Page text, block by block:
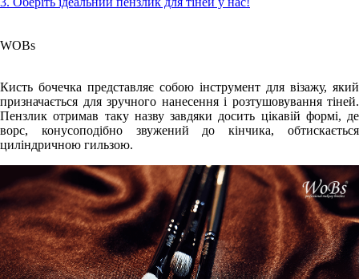
WOBs
Кисть бочечка представляє собою інструмент для візажу, який
призначається для зручного нанесення і розтушовування тіней.
Пензлик отримав таку назву завдяки досить цікавій формі, де
ворс, конусоподібно звужений до кінчика, обтискається
циліндричною гильзою.